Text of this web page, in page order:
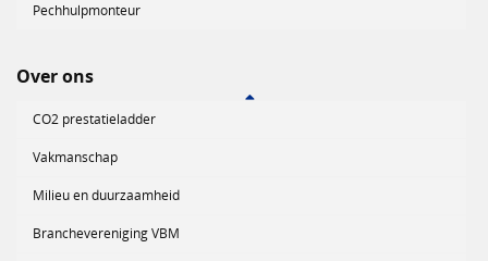
Pechhulpmonteur
Over ons
CO2 prestatieladder
Vakmanschap
Milieu en duurzaamheid
Branchevereniging VBM